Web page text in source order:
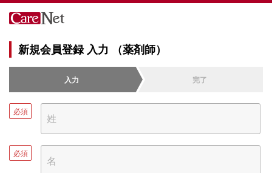
新規会員登録 入力 （薬剤師）
入力 完了
必須
必須